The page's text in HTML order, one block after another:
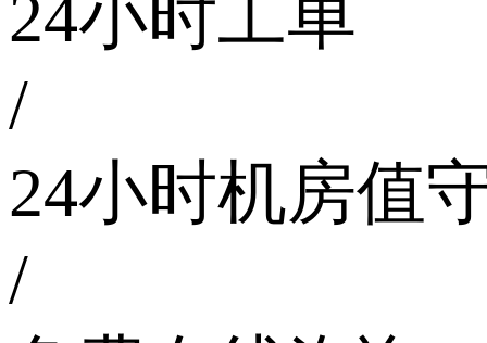
24小时工单
/
24小时机房值
/